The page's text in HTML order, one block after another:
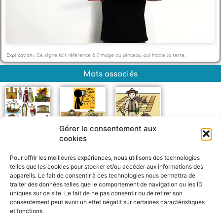
Gérer le consentement aux
cookies
Pour offrir les meilleures expériences, nous utilisons des technologies
telles que les cookies pour stocker et/ou accéder aux informations des
appareils. Le fait de consentir à ces technologies nous permettra de
traiter des données telles que le comportement de navigation ou les ID
uniques sur ce site. Le fait de ne pas consentir ou de retirer son
consentement peut avoir un effet négatif sur certaines caractéristiques
et fonctions.
Explication : Ce signe fait référence à l’image du pinceau qui frotte la terre.
Mots associés
Métiers histoire